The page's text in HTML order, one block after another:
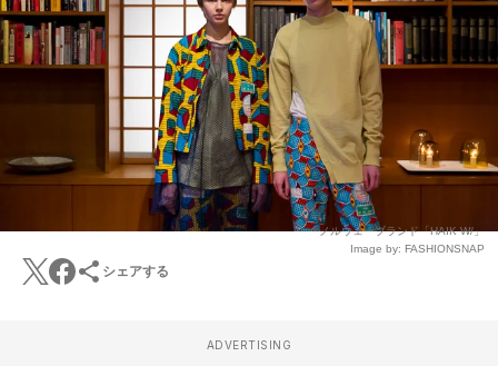
ノルウェーブランド「HAIK W/」
Image by: FASHIONSNAP
シェアする
ADVERTISING